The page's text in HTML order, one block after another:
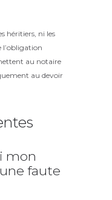
héritiers, ni les
l’obligation
au notaire
au devoir
mon
faute